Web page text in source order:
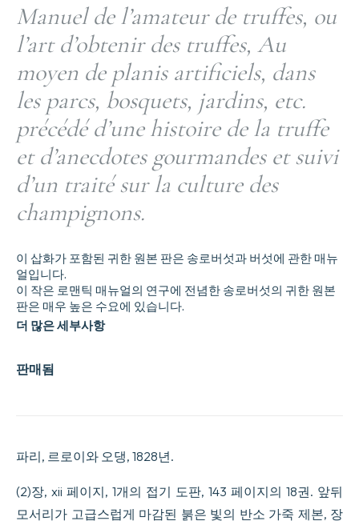
Manuel de l’amateur de truffes, ou
l’art d’obtenir des truffes, Au
moyen de planis artificiels, dans
les parcs, bosquets, jardins, etc.
précédé d’une histoire de la truffe
et d’anecdotes gourmandes et suivi
d’un traité sur la culture des
champignons.
판매됨
이 삽화가 포함된 귀한 원본 판은 송로버섯과 버섯에 관한 매뉴
얼입니다.
이 작은 로맨틱 매뉴얼의 연구에 전념한 송로버섯의 귀한 원본
판은 매우 높은 수요에 있습니다.
더 많은 세부사항
파리, 르로이와 오댕, 1828년.
(2)장, xii 페이지, 1개의 접기 도판, 143 페이지의 18권. 앞뒤
모서리가 고급스럽게 마감된 붉은 빛의 반소 가죽 제본, 장